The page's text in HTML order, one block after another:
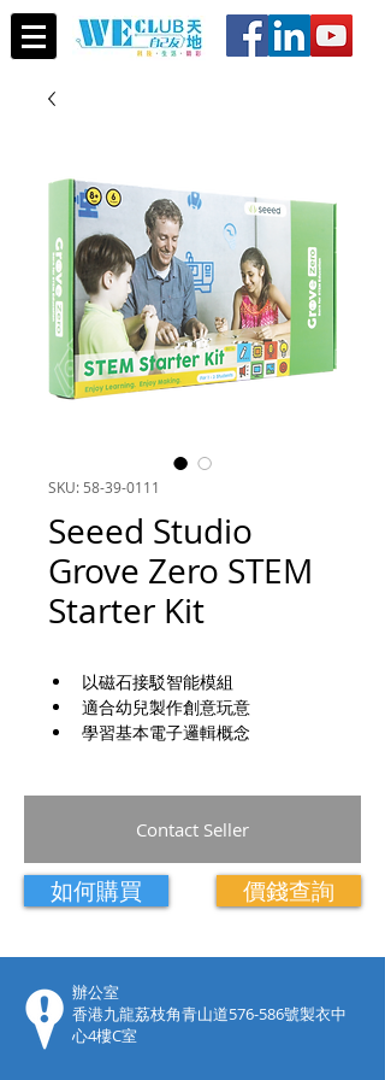
SKU: 58-39-0111
Seeed Studio
Grove Zero STEM
Starter Kit
以磁石接駁智能模組
適合幼兒製作創意玩意
學習基本電子邏輯概念
Contact Seller
如何購買 價錢查詢
​辦公室
香港九龍荔枝角青山道576-586號製衣中
心4樓C室